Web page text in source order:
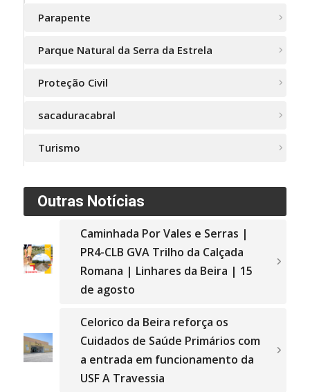
Parapente
Parque Natural da Serra da Estrela
Proteção Civil
sacaduracabral
Turismo
Outras Notícias
Caminhada Por Vales e Serras |
PR4-CLB GVA Trilho da Calçada
Romana | Linhares da Beira | 15
de agosto
Celorico da Beira reforça os
Cuidados de Saúde Primários com
a entrada em funcionamento da
USF A Travessia